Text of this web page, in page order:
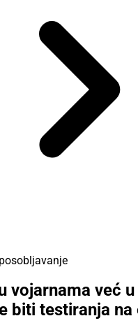
vojarnama već
biti testiranja na